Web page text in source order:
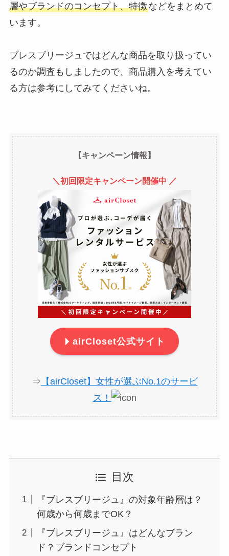
層やブランドのコンセプト、特徴などをまとめて
います。
ブレスブリージュではどんな商品を取り扱ってい
るのか調査もしましたので、商品購入を考えてい
る方は参考にしてみてくださいね。
【キャンペーン情報】
＼初回限定キャンペーン開催中 ／
airCloset公式サイト
⇒ 【airCloset】女性が選ぶNo.1のサービ
ス！
目次
『ブレスブリージュ』の対象年齢層は？
何歳から何歳までOK？
『ブレスブリージュ』はどんなブラン
ド？ブランドコンセプト